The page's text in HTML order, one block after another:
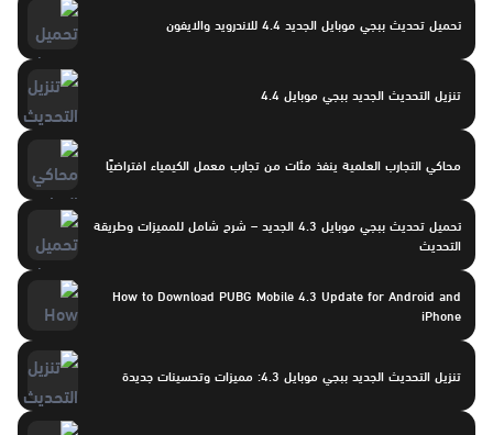
تحميل تحديث ببجي موبايل الجديد 4.4 للاندرويد والايفون
تنزيل التحديث الجديد ببجي موبايل 4.4
محاكي التجارب العلمية ينفذ مئات من تجارب معمل الكيمياء افتراضيًا
تحميل تحديث ببجي موبايل 4.3 الجديد – شرح شامل للمميزات وطريقة
التحديث
How to Download PUBG Mobile 4.3 Update for Android and
iPhone
تنزيل التحديث الجديد ببجي موبايل 4.3: مميزات وتحسينات جديدة